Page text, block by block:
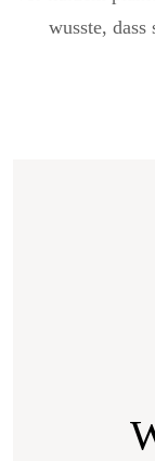
wusste,